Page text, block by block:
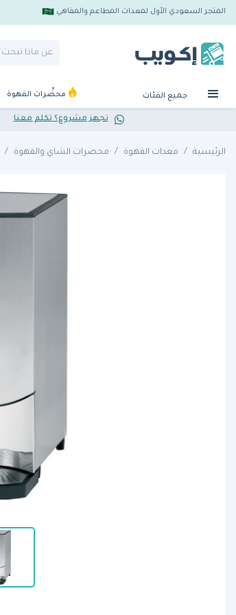
المتجر السعودي الأول لمعدات المطاعم والمقاهي
جميع الفئات محضِّرات القهوة
تجهز مشروع؟ تكلم معنا
الرئيسية معدات القهوة محضرات الشاي والقهوة